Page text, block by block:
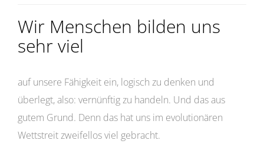
Wir Menschen bilden uns
sehr viel
auf unsere Fähigkeit ein, logisch zu denken und
überlegt, also: vernünftig zu handeln. Und das aus
gutem Grund. Denn das hat uns im evolutionären
Wettstreit zweifellos viel gebracht.